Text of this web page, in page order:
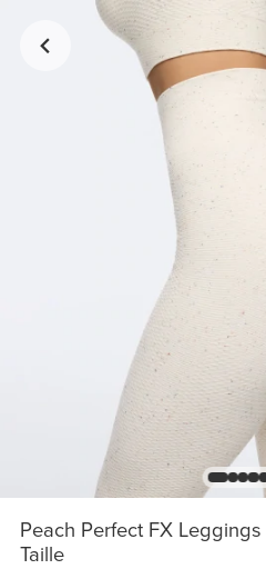
Peach Perfect FX
Taille